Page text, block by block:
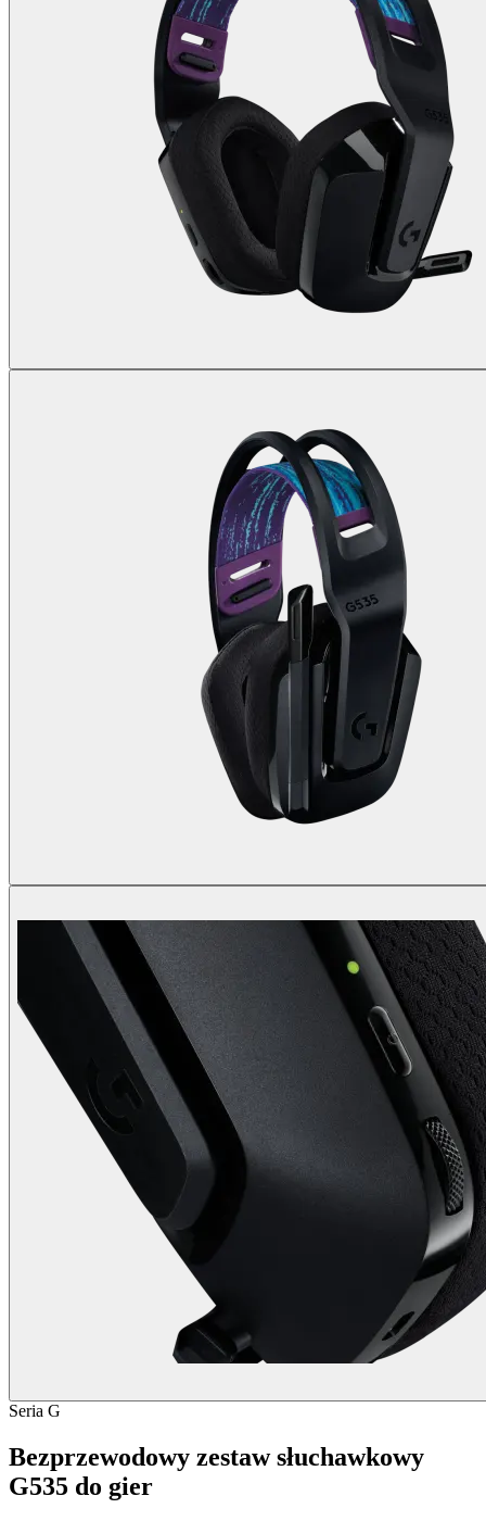
Seria G
Bezprzewodowy zestaw słuchawkowy
G535 do gier